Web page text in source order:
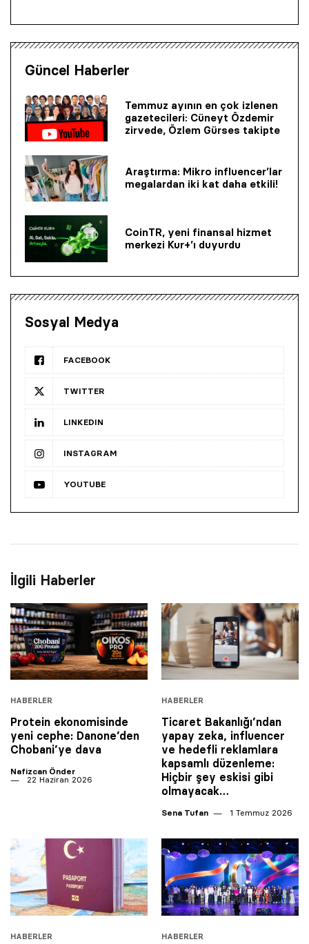
Güncel Haberler
Temmuz ayının en çok izlenen
gazetecileri: Cüneyt Özdemir
zirvede, Özlem Gürses takipte
Araştırma: Mikro influencer’lar
megalardan iki kat daha etkili!
CoinTR, yeni finansal hizmet
merkezi Kur+’ı duyurdu
Sosyal Medya
FACEBOOK
TWITTER
LINKEDIN
INSTAGRAM
YOUTUBE
İlgili Haberler
HABERLER
Protein ekonomisinde
yeni cephe: Danone’den
Chobani’ye dava
Nafizcan Önder
22 Haziran 2026
HABERLER
Ticaret Bakanlığı’ndan
yapay zeka, influencer
ve hedefli reklamlara
kapsamlı düzenleme:
Hiçbir şey eskisi gibi
olmayacak…
Sena Tufan 1 Temmuz 2026
HABERLER HABERLER